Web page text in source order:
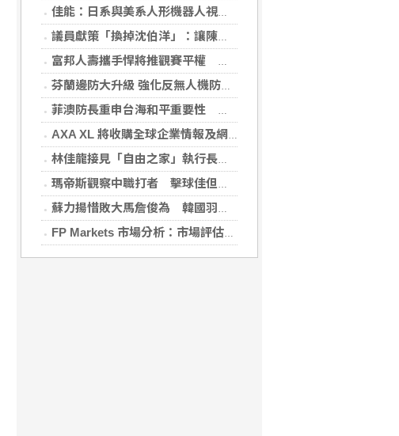
佳能：日系與美系人形機器人視覺模組 下半年出貨
議員獻策「換掉沈伯洋」：讓陳時中再輸一次
富邦人壽攜手悍將推觀賽平權 邀身障、親子看球
芬蘭邊防大升級 強化反無人機防禦網
菲澳防長重申台海和平重要性 林佳龍表達肯定
AXA XL 將收購全球企業情報及網絡安全顧問公司 S-RM
林佳龍接見「自由之家」執行長 盼台成印太INGO樞紐
瑪帝斯觀察中職打者 擊球佳但長打少「閃掉就好」
蘇力揚惜敗大馬詹俊為 韓國羽球大師賽止步8強
FP Markets 市場分析：市場評估下一步走勢，日圓再臨十字路口